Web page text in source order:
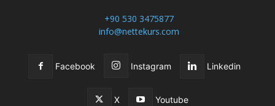
+90 530 3475877
info@nettekurs.com
Facebook Instagram Linkedin
X Youtube